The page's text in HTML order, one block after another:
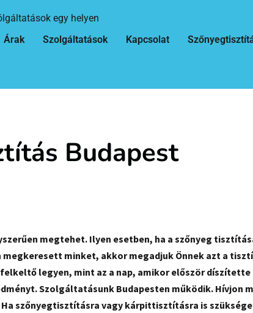
egy helyen
Árak Szolgáltatások Kapcsolat
Budapest
megtehet. Ilyen esetben, ha a szőnyeg
minket, akkor megadjuk Önnek azt a
legyen, mint az a nap, amikor először
Szolgáltatásunk Budapesten működik. Hívjon
szőnyegtisztításra vagy kárpittisztításra is szüksége